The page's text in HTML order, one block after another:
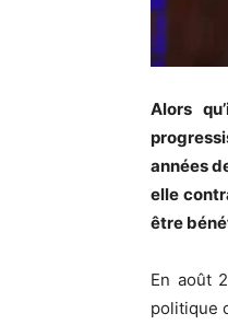
Alors
années
elle
être
En août
politique